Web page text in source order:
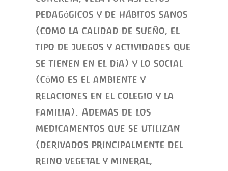
pedagógicos y de hábitos sanos
(como la calidad de sueño, el
tipo de juegos y actividades que
se tienen en el día) y lo social
(cómo es el ambiente y
relaciones en el colegio y la
familia). Además de los
medicamentos que se utilizan
(derivados principalmente del
reino vegetal y mineral,